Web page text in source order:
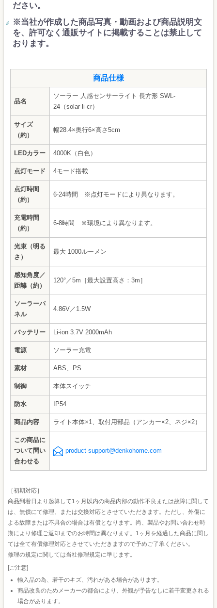
ださい。
※当社が作成した商品写真・動画および商品説明文
を、許可なく通販サイトに掲載することは禁止して
おります。
商品仕様
品名
ソーラー 人感センサーライト 長方形 SWL-
24（solar-li-cr）
サイズ
（約）
幅28.4×奥行6×高さ5cm
LEDカラー 4000K（白色）
点灯モード 4モード搭載
点灯時間
（約）
6-24時間 ※点灯モードにより異なります。
充電時間
（約）
6-8時間 ※環境により異なります。
光束（明る
さ）
最大 1000ルーメン
感知角度／
距離（約）
120°／5m［最大設置高さ：3m］
ソーラーパ
ネル
4.86V／1.5W
バッテリー Li-ion 3.7V 2000mAh
電源 ソーラー充電
素材 ABS、PS
制御 本体スイッチ
防水 IP54
商品内容 ライト本体×1、取付用部品（アンカー×2、ネジ×2）
この商品に
ついて問い
合わせる
product-support@denkohome.com
［初期対応］
商品到着日より起算して1ヶ月以内の商品内部の動作不良または故障に関して
は、無償にて修理、または交換対応とさせていただきます。ただし、外傷に
よる故障または不具合の場合は有償となります。尚、製品やお問い合わせ時
期により修理ご返却までのお時間は異なります。1ヶ月を経過した商品に関し
ては全て有償修理対応とさせていただきますので予めご了承ください。
修理の規定に関しては当社修理規定に準じます。
[ご注意]
輸入品の為、若干のキズ、汚れがある場合があります。
商品改良のためメーカーの都合により、外観が予告なしに若干変更される
場合があります。